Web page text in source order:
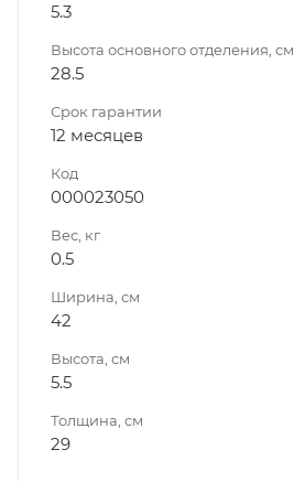
5.3
Высота основного отделения, см
28.5
Срок гарантии
12 месяцев
Код
000023050
Вес, кг
0.5
Ширина, см
42
Высота, см
5.5
Толщина, см
29